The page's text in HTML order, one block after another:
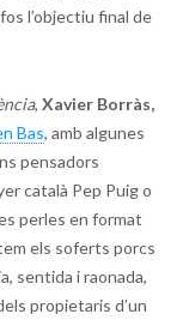
l’objectiu final de
, Xavier Borràs,
Bas, amb algunes
pensadors
català Pep Puig o
perles en format
els soferts porcs
sentida i raonada,
propietaris d’un